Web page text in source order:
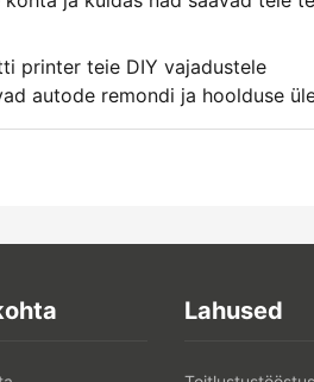
printer teie DIY vajadustele
autode remondi ja hoolduse
Lahused